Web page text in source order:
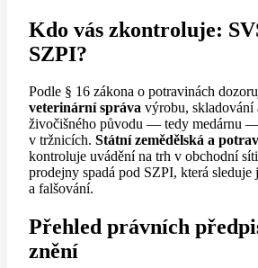
Kdo vás zkontroluje:
SZPI?
Podle § 16 zákona o potravinách
veterinární správa výrobu, skladování
živočišného původu — tedy medárnu
v tržnicích. Státní zemědělská a
kontroluje uvádění na trh v obchodní
prodejny spadá pod SZPI, která sleduje
a falšování.
Přehled právních
znění